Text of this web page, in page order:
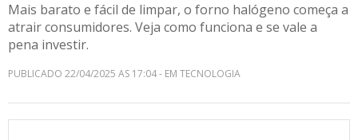
Mais barato e fácil de limpar, o forno halógeno começa a
atrair consumidores. Veja como funciona e se vale a
pena investir.
PUBLICADO 22/04/2025 AS 17:04 - EM TECNOLOGIA